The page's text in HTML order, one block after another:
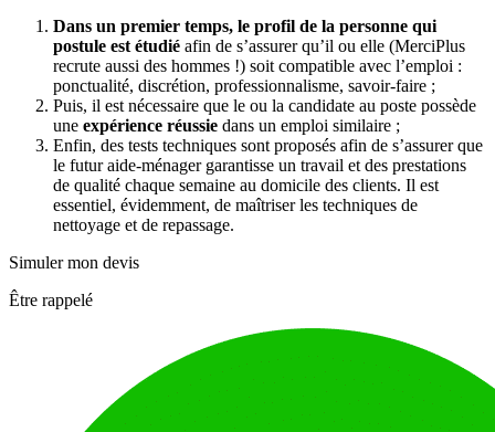
Dans un premier temps, le profil de la personne qui
postule est étudié afin de s’assurer qu’il ou elle (MerciPlus
recrute aussi des hommes !) soit compatible avec l’emploi :
ponctualité, discrétion, professionnalisme, savoir-faire ;
Puis, il est nécessaire que le ou la candidate au poste possède
une expérience réussie dans un emploi similaire ;
Enfin, des tests techniques sont proposés afin de s’assurer que
le futur aide-ménager garantisse un travail et des prestations
de qualité chaque semaine au domicile des clients. Il est
essentiel, évidemment, de maîtriser les techniques de
nettoyage et de repassage.
Simuler mon devis
Être rappelé